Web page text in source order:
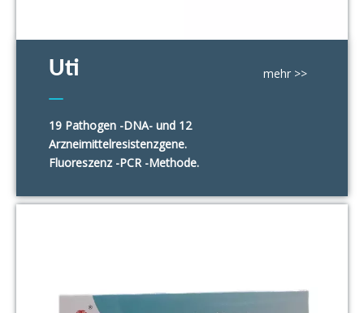
Harnwegsinfektion (UTI) und DR -Panel
Uti mehr >>
19 Pathogen -DNA- und 12
Arzneimittelresistenzgene.
Fluoreszenz -PCR -Methode.